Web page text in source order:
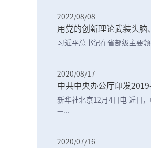
2022/08/08
用党的创新理论武装头脑
习近平总书记在省部级主要
2020/08/17
中共中央办公厅印发
新华社北京12月4日电 近日
—...
2020/07/16